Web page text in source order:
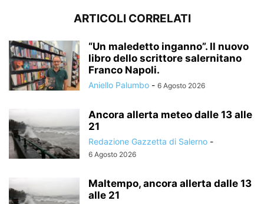
ARTICOLI CORRELATI
“Un maledetto inganno”. Il nuovo
libro dello scrittore salernitano
Franco Napoli.
Aniello Palumbo - 6 Agosto 2026
Ancora allerta meteo dalle 13 alle
21
Redazione Gazzetta di Salerno -
6 Agosto 2026
Maltempo, ancora allerta dalle 13
alle 21